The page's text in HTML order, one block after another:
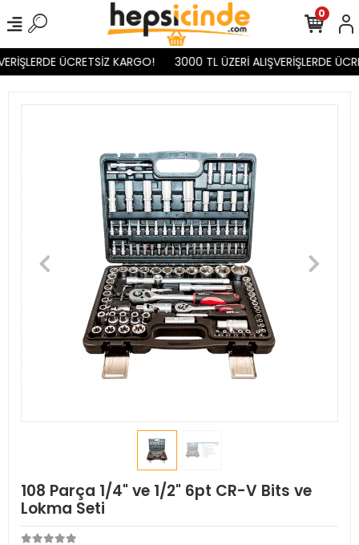
ÜCRETSİZ KARGO! 3000 TL ÜZERİ ALIŞVERİŞLERDE
0
108 Parça 1/4" ve 1/2" 6pt CR-V Bits ve
Lokma Seti